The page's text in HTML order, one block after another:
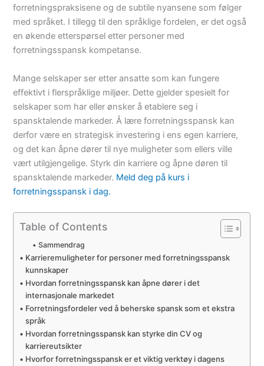
forretningspraksisene og de subtile nyansene som følger
med språket. I tillegg til den språklige fordelen, er det også
en økende etterspørsel etter personer med
forretningsspansk kompetanse.
Mange selskaper ser etter ansatte som kan fungere
effektivt i flerspråklige miljøer. Dette gjelder spesielt for
selskaper som har eller ønsker å etablere seg i
spansktalende markeder. Å lære forretningsspansk kan
derfor være en strategisk investering i ens egen karriere,
og det kan åpne dører til nye muligheter som ellers ville
vært utilgjengelige. Styrk din karriere og åpne døren til
spansktalende markeder. Meld deg på kurs i
forretningsspansk i dag.
Table of Contents
Sammendrag
Karrieremuligheter for personer med forretningsspansk
kunnskaper
Hvordan forretningsspansk kan åpne dører i det
internasjonale markedet
Forretningsfordeler ved å beherske spansk som et ekstra
språk
Hvordan forretningsspansk kan styrke din CV og
karriereutsikter
Hvorfor forretningsspansk er et viktig verktøy i dagens